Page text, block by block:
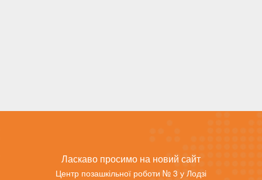
Ласкаво просимо на новий сайт
Центр позашкільної роботи № 3 у Лодзі